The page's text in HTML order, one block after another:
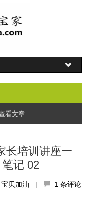
看文章
长培训讲座一
记 02
宝贝加油 |
1 条评论